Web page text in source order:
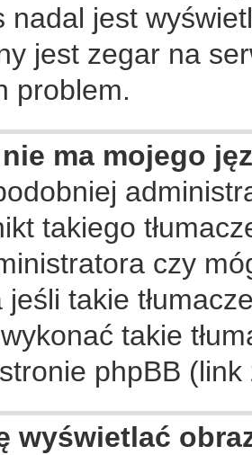
nadal jest
jest zegar na
problem.
ma mojego
takiego
czy
jeśli takie
takie
phpBB
wyświetlać